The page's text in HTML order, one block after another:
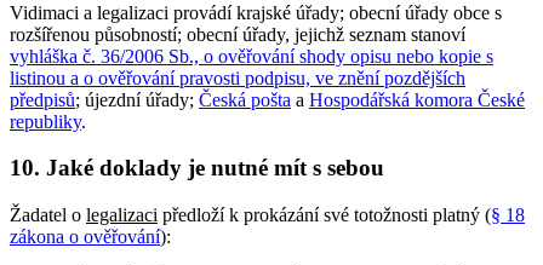
Vidimaci a legalizaci provádí krajské úřady; obecní úřady obce s
rozšířenou působností; obecní úřady, jejichž seznam stanoví
vyhláška č. 36/2006 Sb., o ověřování shody opisu nebo kopie s
listinou a o ověřování pravosti podpisu, ve znění pozdějších
předpisů; újezdní úřady; Česká pošta a Hospodářská komora České
republiky.
10. Jaké doklady je nutné mít s sebou
Žadatel o legalizaci předloží k prokázání své totožnosti platný (§ 18
zákona o ověřování):